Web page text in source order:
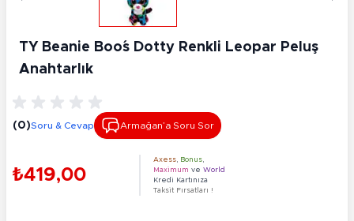
TY Beanie Boo´s Dotty Renkli Leopar Peluş
Anahtarlık
(0)Soru & Cevap Armağan’a Soru Sor
₺419,00
Axess Bonus
Maximum ve World
Kredi Kartınıza
Taksit Fırsatları !